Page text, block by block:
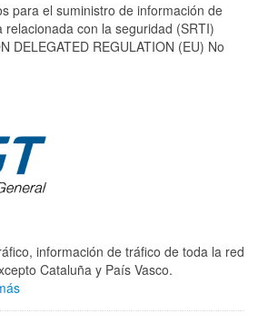
para el suministro de información de
con la seguridad (SRTI)
DELEGATED REGULATION (EU) No
información de tráfico de toda la red
Cataluña y País Vasco.